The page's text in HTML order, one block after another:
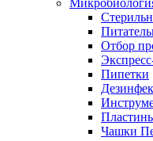
Отбор
Пипетки
Чашки